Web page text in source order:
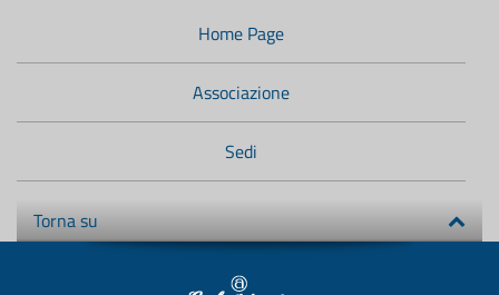
Home Page
Associazione
Sedi
Torna su